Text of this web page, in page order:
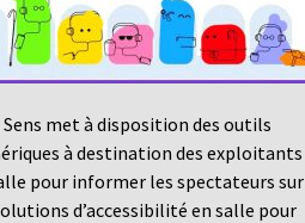
Sens met à disposition des outils
à destination des exploitants
pour informer les spectateurs sur
d’accessibilité en salle pour